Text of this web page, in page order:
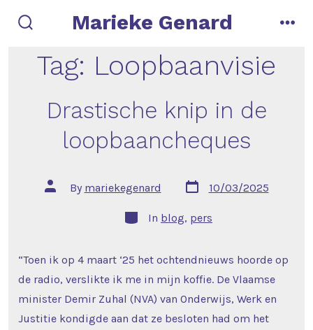
Marieke Genard
Tag: Loopbaanvisie
Drastische knip in de
loopbaancheques
Post
author
By mariekegenard
Post
date
10/03/2025
Categories
In blog, pers
“Toen ik op 4 maart ‘25 het ochtendnieuws hoorde op
de radio, verslikte ik me in mijn koffie. De Vlaamse
minister Demir Zuhal (NVA) van Onderwijs, Werk en
Justitie kondigde aan dat ze besloten had om het